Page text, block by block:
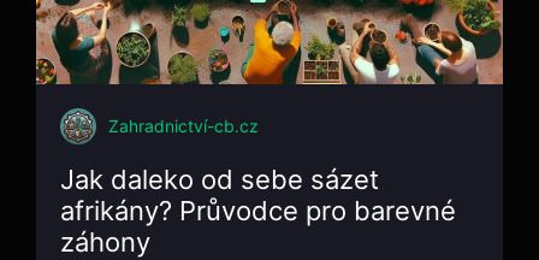
Zahradnictví-cb.cz
Jak daleko od sebe sázet
afrikány? Průvodce pro barevné
záhony